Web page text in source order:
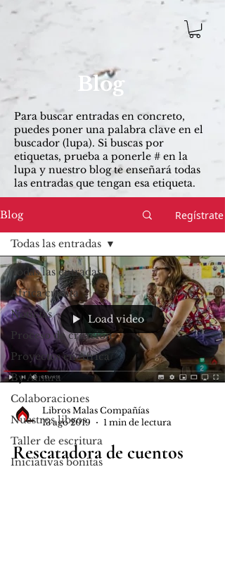
Blog
Para buscar entradas ​en concreto,
puedes poner una palabra clave en el
buscador (lupa). Si buscas por
etiquetas, prueba a ponerle # en la
lupa y nuestro blog te enseñará todas
las entradas que tengan esa etiqueta.
Blog Regístrate
Todas las entradas
África cuenta
Noticias
Proceso de creación
Proyectos en África
By Ainara
Colaboraciones
Nuestros libros
Taller de escritura
Iniciativas bonitas
Todas las entradas
Load video
Libros Malas Compañías
13 ago 2019
1 min de lectura
Rescatadora de cuentos